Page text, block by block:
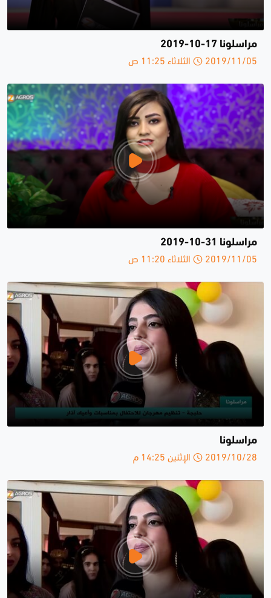
مراسلونا 17-10-2019
2019/11/05 الثلاثاء 11:25 ص
مراسلونا 31-10-2019
2019/11/05 الثلاثاء 11:20 ص
مراسلونا
2019/10/28 الإثنين 14:25 م